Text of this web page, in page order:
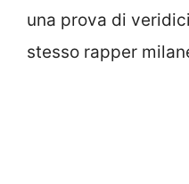
una prova di
stesso rapper